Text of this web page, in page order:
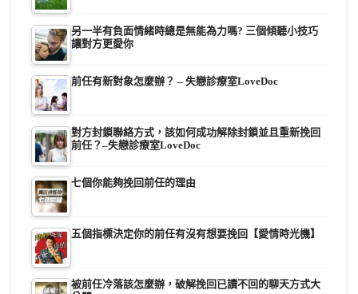
另一半有負面情緒時總是無能為力嗎? 三個傾聽小技巧
讓對方更愛你
前任有新對象怎麼辦？ – 失戀診療室LoveDoc
對方封鎖聯絡方式，該如何成功解除封鎖並且重新挽回
前任？–失戀診療室LoveDoc
七個你能夠挽回前任的理由
五個指標決定你的前任有沒有想要挽回【愛情時光機】
被前任冷落該怎麼辦，破解挽回已讀不回的聊天方式大